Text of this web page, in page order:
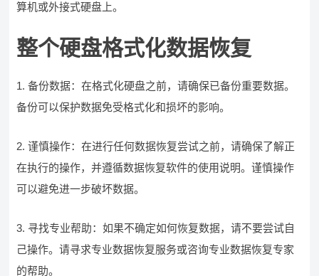
算机或外接式硬盘上。
整个硬盘格式化数据恢复
1. 备份数据：在格式化硬盘之前，请确保已备份重要数据。
备份可以保护数据免受格式化和损坏的影响。
2. 谨慎操作：在进行任何数据恢复尝试之前，请确保了解正
在执行的操作，并遵循数据恢复软件的使用说明。谨慎操作
可以避免进一步破坏数据。
3. 寻找专业帮助：如果不确定如何恢复数据，请不要尝试自
己操作。请寻求专业数据恢复服务或咨询专业数据恢复专家
的帮助。